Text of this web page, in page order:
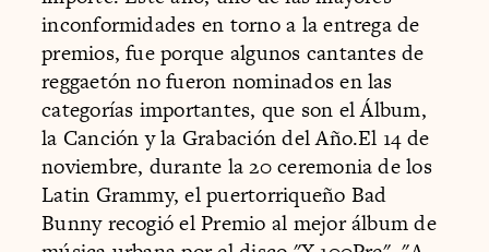
inconformidades en torno a la entrega de
premios, fue porque algunos cantantes de
reggaetón no fueron nominados en las
categorías importantes, que son el Álbum,
la Canción y la Grabación del Año.El 14 de
noviembre, durante la 20 ceremonia de los
Latin Grammy, el puertorriqueño Bad
Bunny recogió el Premio al mejor álbum de